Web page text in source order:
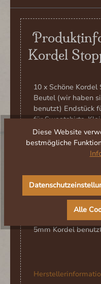
Kordel
10 x Schöne
Beutel (wir haben
benutzt) Endstück
für Sweatshirts,
Lieferumfang: 10
gehört nicht zum
beige erst im
Material: nicht
Farbe : Messing
Maße: 6,7cm
5mm Kordel
Diese Website
bestmögliche
Alle